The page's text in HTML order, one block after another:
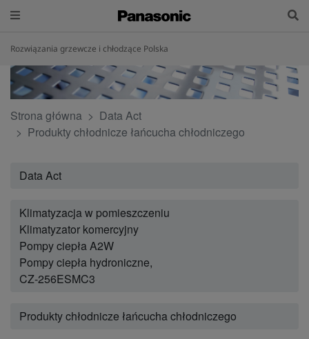
Rozwiązania grzewcze i chłodzące Polska
Strona główna
Data Act
Produkty chłodnicze łańcucha chłodniczego
Data Act
Klimatyzacja w pomieszczeniu
Klimatyzator komercyjny
Pompy ciepła A2W
Pompy ciepła hydroniczne,
CZ-256ESMC3
Produkty chłodnicze łańcucha chłodniczego